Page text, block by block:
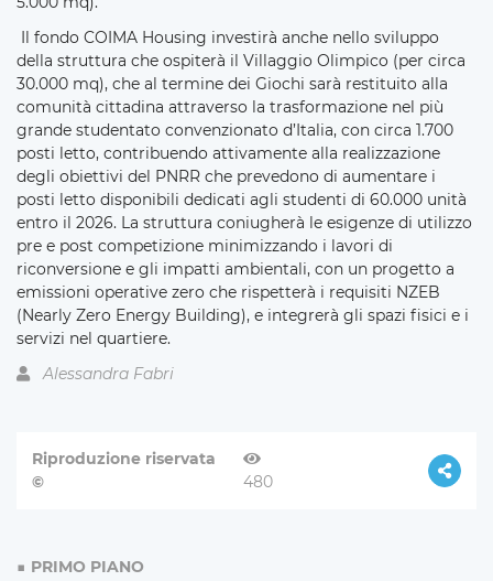
Il fondo COIMA Housing investirà anche nello sviluppo
della struttura che ospiterà il Villaggio Olimpico (per circa
30.000 mq), che al termine dei Giochi sarà restituito alla
comunità cittadina attraverso la trasformazione nel più
grande studentato convenzionato d’Italia, con circa 1.700
posti letto, contribuendo attivamente alla realizzazione
degli obiettivi del PNRR che prevedono di aumentare i
posti letto disponibili dedicati agli studenti di 60.000 unità
entro il 2026. La struttura coniugherà le esigenze di utilizzo
pre e post competizione minimizzando i lavori di
riconversione e gli impatti ambientali, con un progetto a
emissioni operative zero che rispetterà i requisiti NZEB
(Nearly Zero Energy Building), e integrerà gli spazi fisici e i
servizi nel quartiere.
Alessandra Fabri
Riproduzione riservata
©
480
PRIMO PIANO